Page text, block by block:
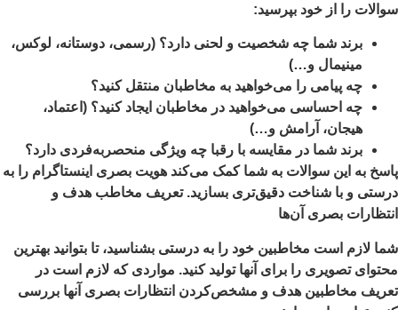
را از خود بپرسید:
برند شما چه شخصیت و لحنی دارد؟ (رسمی، دوستانه، لوکس،
مینیمال و…)
چه پیامی را می‌خواهید به مخاطبان منتقل کنید؟
چه احساسی می‌خواهید در مخاطبان ایجاد کنید؟ (اعتماد،
هیجان، آرامش و…)
برند شما در مقایسه با رقبا چه ویژگی منحصربه‌فردی دارد؟
به این سوالات به شما کمک می‌کند هویت بصری اینستاگرام را به
و با شناخت دقیق‌تری بسازید. تعریف مخاطب هدف و
بصری آن‌ها
لازم است مخاطبین خود را به درستی بشناسید، تا بتوانید بهترین
تصویری را برای آنها تولید کنید. مواردی که لازم است در
مخاطبین هدف و مشخص‌کردن انتظارات بصری آنها بررسی